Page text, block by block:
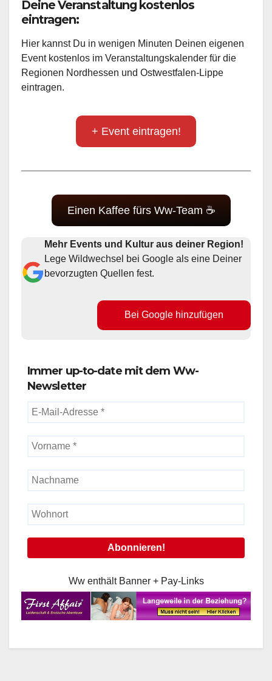
Deine Veranstaltung kostenlos
eintragen:
Hier kannst Du in wenigen Minuten Deinen eigenen
Event kostenlos im Veranstaltungskalender für die
Regionen Nordhessen und Ostwestfalen-Lippe
eintragen.
+ Event eintragen!
Einen Kaffee fürs Ww-Team ☕
Mehr Events und Kultur aus deiner Region!
Lege Wildwechsel bei Google als eine Deiner
bevorzugten Quellen fest.
Bei Google hinzufügen
Immer up-to-date mit dem Ww-
Newsletter
Ww enthält Banner + Pay-Links